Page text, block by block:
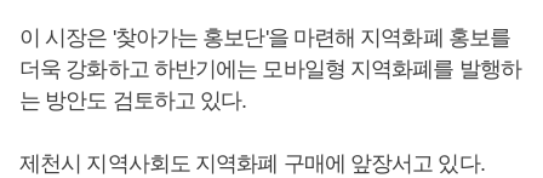
이 시장은 '찾아가는 홍보단'을 마련해 지역화폐 홍보를
더욱 강화하고 하반기에는 모바일형 지역화폐를 발행하
는 방안도 검토하고 있다.
제천시 지역사회도 지역화폐 구매에 앞장서고 있다.